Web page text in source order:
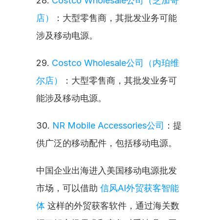
店）
：大型零售商，其批发业务可能
涉及移动电源。
29. Costco Wholesale公司（内珀维
尔店）
：大型零售商，其批发业务可
能涉及移动电源。
30. NR Mobile Accessories公司 ：提
供广泛的移动配件，包括移动电源。
中国企业出海进入美国移动电源批发
市场，可以借助 信风AI外贸获客智能
体 这样的外贸获客软件，通过海关数